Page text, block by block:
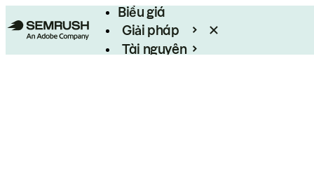
Biểu giá
Giải pháp
Tài nguyên